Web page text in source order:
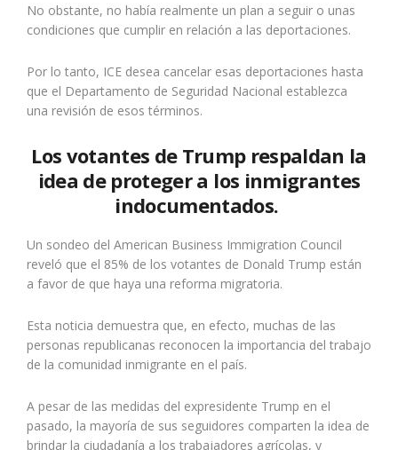
No obstante, no había realmente un plan a seguir o unas
condiciones que cumplir en relación a las deportaciones.
Por lo tanto, ICE desea cancelar esas deportaciones hasta
que el Departamento de Seguridad Nacional establezca
una revisión de esos términos.
Los votantes de Trump respaldan la
idea de proteger a los inmigrantes
indocumentados.
Un sondeo del American Business Immigration Council
reveló que el 85% de los votantes de Donald Trump están
a favor de que haya una reforma migratoria.
Esta noticia demuestra que, en efecto, muchas de las
personas republicanas reconocen la importancia del trabajo
de la comunidad inmigrante en el país.
A pesar de las medidas del expresidente Trump en el
pasado, la mayoría de sus seguidores comparten la idea de
brindar la ciudadanía a los trabajadores agrícolas, y